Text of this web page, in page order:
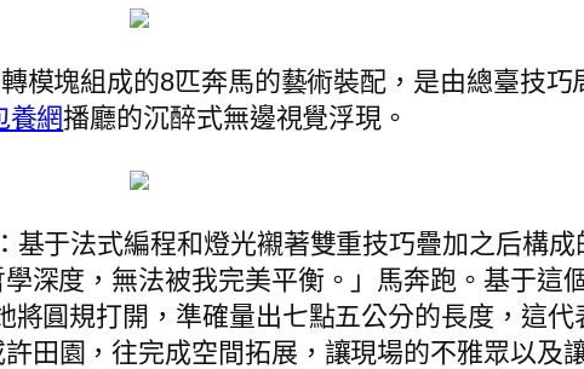
模塊組成的8匹奔馬的藝術裝配，是由總臺技巧
養網播廳的沉醉式無邊視覺浮現。
基于法式編程和燈光襯著雙重技巧疊加之后構
深度，無法被我完美平衡。」馬奔跑。基于這
圓規打開，準確量出七點五公分的長度，這
田園，往完成空間拓展，讓現場的不雅眾以及